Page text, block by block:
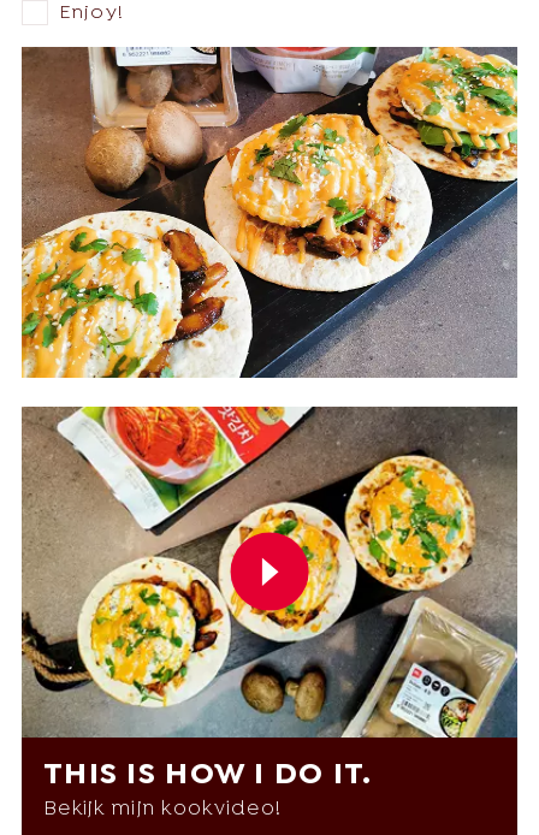
Enjoy!
THIS IS HOW I DO IT.
Bekijk mijn kookvideo!